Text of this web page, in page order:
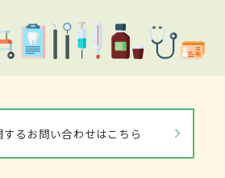
するお問い合わせはこちら